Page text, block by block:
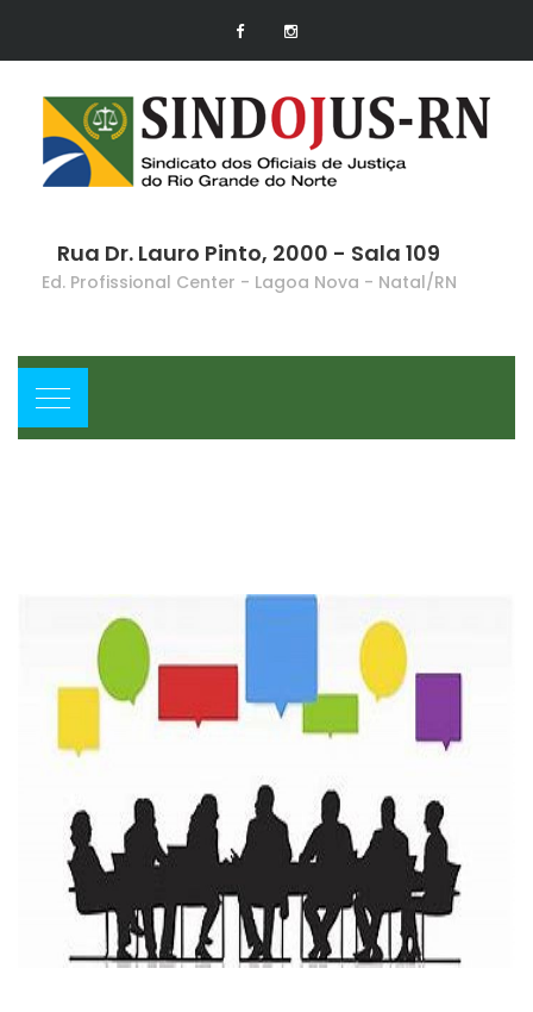
Rua Dr. Lauro Pinto, 2000 - Sala 109
Ed. Profissional Center - Lagoa Nova - Natal/RN